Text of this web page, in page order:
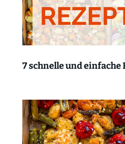
7 schnelle und einfache